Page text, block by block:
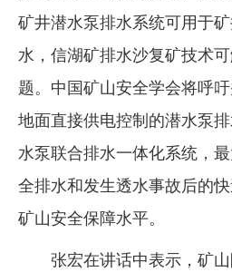
矿井潜水泵排水系统可用于
水，信湖矿排水沙复矿技术
题。中国矿山安全学会将呼
地面直接供电控制的潜水泵
水泵联合排水一体化系统，
全排水和发生透水事故后的
矿山安全保障水平。
张宏在讲话中表示，矿